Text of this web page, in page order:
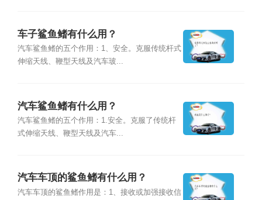
车子鲨鱼鳍有什么用？
汽车鲨鱼鳍的五个作用：1、安全。克服传统杆式
伸缩天线、鞭型天线及汽车玻...
汽车鲨鱼鳍有什么用？
汽车鲨鱼鳍的五个作用：1.安全。克服了传统杆
式伸缩天线、鞭型天线及汽车...
汽车车顶的鲨鱼鳍有什么用？
汽车车顶的鲨鱼鳍作用是：1、接收或加强接收信